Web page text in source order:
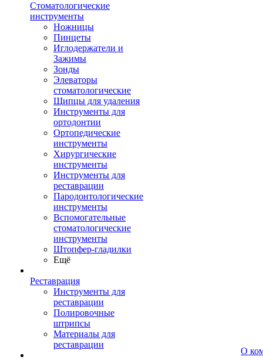
Стоматологические
инструменты
Ножницы
Пинцеты
Иглодержатели и
Зажимы
Зонды
Элеваторы
стоматологические
Щипцы для удаления
Инструменты для
ортодонтии
Ортопедические
инструменты
Хирургические
инструменты
Инструменты для
реставрации
Пародонтологические
инструменты
Вспомогательные
стоматологические
инструменты
Штопфер-гладилки
Ещё
Реставрация
Инструменты для
реставрации
Полировочные
штрипсы
Материалы для
реставрации
О